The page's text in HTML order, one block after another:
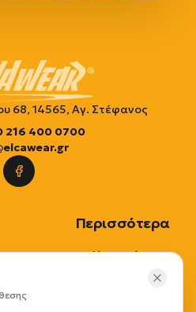
68, 14565, Αγ. Στέφανος
216 400 0700
Περισσότερα
Η εταιρία μας
Επικοινωνία